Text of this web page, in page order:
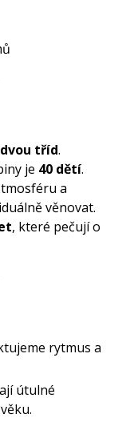
dvou tříd.
je 40 dětí.
a
věnovat.
, které pečují o
rytmus a
útulné